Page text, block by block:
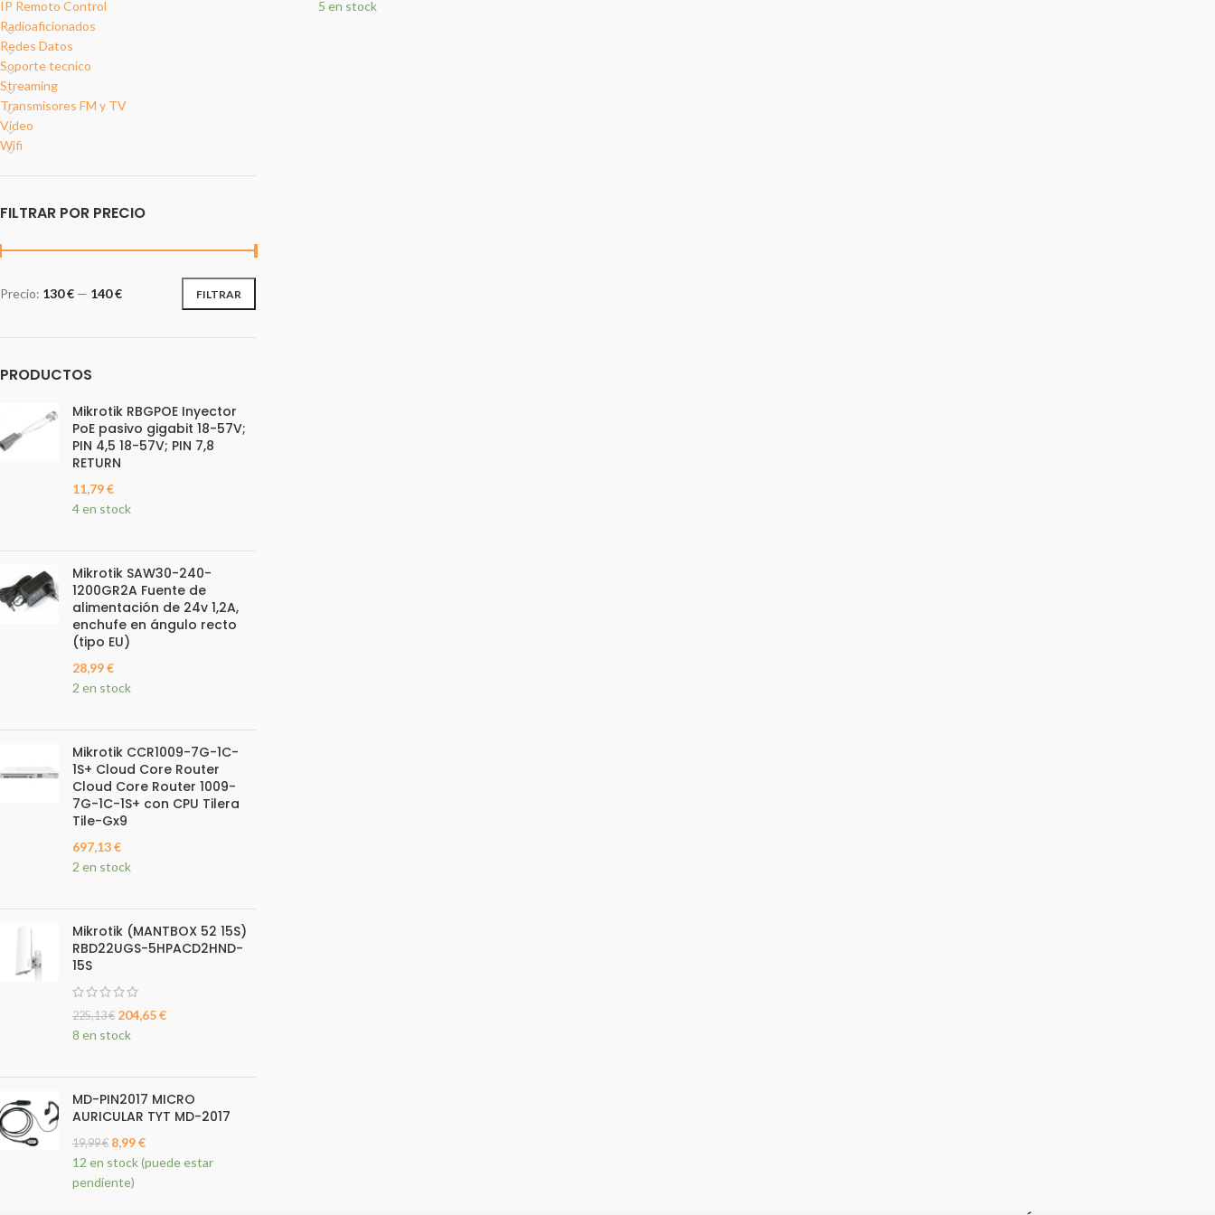
IP Remoto Control
Radioaficionados
Redes Datos
Soporte tecnico
Streaming
Transmisores FM y TV
Video
Wifi
FILTRAR POR PRECIO
FILTRAR
Precio: 130 € — 140 €
PRODUCTOS
Mikrotik RBGPOE Inyector
PoE pasivo gigabit 18-57V;
PIN 4,5 18-57V; PIN 7,8
RETURN
11,79€
4 en stock
Mikrotik SAW30-240-
1200GR2A Fuente de
alimentación de 24v 1,2A,
enchufe en ángulo recto
(tipo EU)
28,99€
2 en stock
Mikrotik CCR1009-7G-1C-
1S+ Cloud Core Router
Cloud Core Router 1009-
7G-1C-1S+ con CPU Tilera
Tile-Gx9
697,13€
2 en stock
Mikrotik (MANTBOX 52 15S)
RBD22UGS-5HPACD2HND-
15S
225,13€ 204,65€
8 en stock
MD-PIN2017 MICRO
AURICULAR TYT MD-2017
19,99€ 8,99€
12 en stock (puede estar
pendiente)
5 en stock